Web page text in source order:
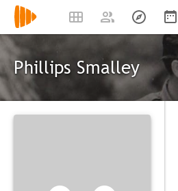
Phillips Smalley